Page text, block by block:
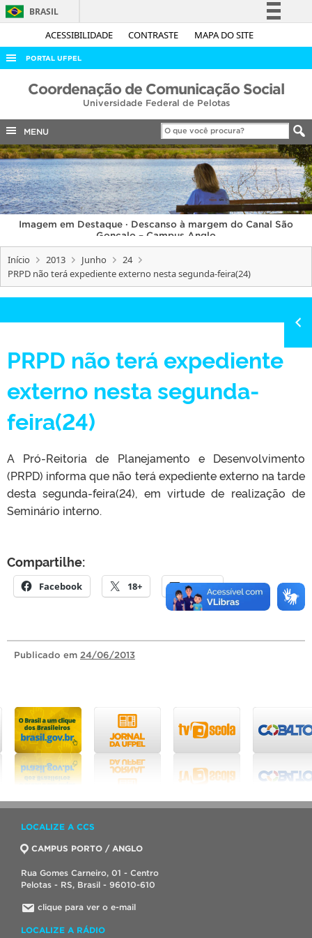
ACESSIBILIDADE CONTRASTE MAPA DO SITE
BRASIL
Simplifique!
Acesso à informação
Legislação
Canais
PORTAL UFPEL
ACESSO À INFORMAÇÃO
COBALTO
CONCURSOS
EDITAIS
INTERNACIONAL
OUVIDORIA
PORTARIAS
TELEFONES
Coordenação de Comunicação Social
Universidade Federal de Pelotas
MENU
Imagem em Destaque · Descanso à margem do Canal São
Gonçalo – Campus Anglo
Início 2013 Junho
24
PRPD não terá expediente externo nesta segunda-feira(24)
PRPD não terá expediente
externo nesta segunda-
feira(24)
A Pró-Reitoria de Planejamento e Desenvolvimento
(PRPD) informa que não terá expediente externo na tarde
desta segunda-feira(24), em virtude de realização de
Seminário interno.
Compartilhe:
Facebook 18+ E-mail
Publicado em 24/06/2013
LOCALIZE A CCS
CAMPUS PORTO / ANGLO
Rua Gomes Carneiro, 01 - Centro
Pelotas - RS, Brasil - 96010-610
clique para ver o e-mail
LOCALIZE A RÁDIO